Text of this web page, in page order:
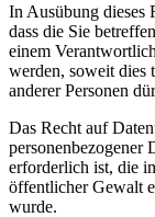
In Ausübung dieses
dass die Sie
einem
werden, soweit dies
anderer Personen
Das Recht auf
personenbezogener
erforderlich ist, die
öffentlicher Gewalt
wurde.